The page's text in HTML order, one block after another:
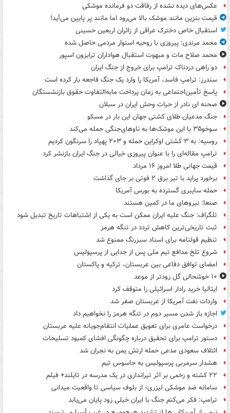
عکس‌های دیده نشده از رفاقت دو فرمانده‌ موشکی
قیمت بنزین مانند موشک بالا می‌رود اما مانند پر پایین می‌آید!
استقبال خاص دخترک عراقی از زائران اربعین حسینی
محمد مرندی: پیروزی با روحیه استوار مردمی حاصل شده
محمد صلاح مات و مبهوت استقبال هواداران ترابزون اسپور
دو راهی دردناک ترامپ برای خروج از جنگ ایران
سندرز: ترامپ فاسد، آمریکا را وارد یک جنگ فاجعه بار کرده است
پاسخ تأمین‌اجتماعی به زمان پرداخت مابه‌التفاوت حقوق بازنشستگان
صحنه ای نادر از حیات وحش ایران در سبلان
جنگ مدعیان طلای کشتی جهان این بار در مسکو
سوخو۳۵ با این موشک‌ها به ناوهای‌جنگی حمله می‌کند
روسیه: به ۳ کشتی اوکراین حمله و ۲۰۳ پهپاد را سرنگون کردیم
ترامپ مقاله‌ای را با عنوان پیروزی خیالی در جنگ ایران بازنشر کرد
قیمت جهانی طلا امروز ۱۶ مرداد
برخورد پراید با تیر برق ۲ فوتی بر جای گذاشت
حمله سایبری گسترده به بورس آمریکا
صنعا: نیروهای ما در کمین‌ هستند
تلگراف: جنگ علیه ایران ممکن است به یکی از اشتباهات تاریخ تبدیل شود
ثبت تاریخی‌ترین کاهش تردد در تنگه هرمز
تنظیم قولنامه برای اسناد سبزرنگ ممنوع شد
شروع تلخ مدافع تیم ملی پس از جدایی از پرسپولیس
امضای توافق دفاعی بین عربستان، ترکیه و پاکستان
۱۰ خوشحالی گل زودتر از موعد
ایتالیا خرید رادار اسرائیلی را متوقف کرد
واردات نفت آمریکا از عربستان صفر شد
اجازه باز شدن مسیر دوم در تنگه هرمز را نخواهیم داد
درخواست عامری برای تعویق عملیات انتقام‌جویانه علیه عربستان
دستور ترامپ برای تحقیق درباره چگونگی افشای کمبود تسلیحات
ائتلاف سعودی مدعی حمله ارتش یمن به نجران شد
هشدار سرمربی پرسپولیس به جاسوس تیم
۲۲ کشته و زخمی بر اثر تیراندازی در یک مدرسه در تایلند+ فیلم
سامانه ضد موشکی لیزری؛ از بلوف سیاسی تا واقعیت میدانی
ترامپ: فکر می‌کنم جنگ با ایران خیلی زود پایان می‌یابد